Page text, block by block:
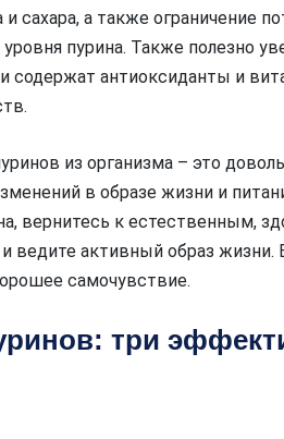
сахара, а также ограничение
пурина. Также полезно
содержат антиоксиданты и
из организма – это
в образе жизни и
вернитесь к естественным,
ведите активный образ жизни.
самочувствие.
три